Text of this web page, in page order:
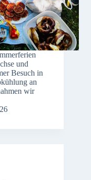
und
Besuch in
an
wir